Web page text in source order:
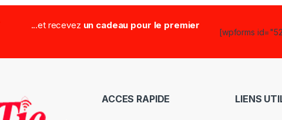
...et recevez un cadeau pour le premier
[wpforms
ACCES RAPIDE LIENS